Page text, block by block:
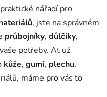
nářadí pro
, jste na správném
průbojníky, důlčíky,
potřeby. Ať už
kůže, gumi, plechu,
máme pro vás to